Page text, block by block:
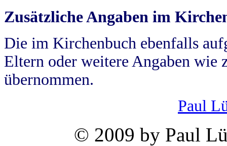
Zusätzliche Angaben im
Die im Kirchenbuch ebenfalls
Eltern oder weitere Angaben wie
übernommen.
Paul
© 2009 by Paul